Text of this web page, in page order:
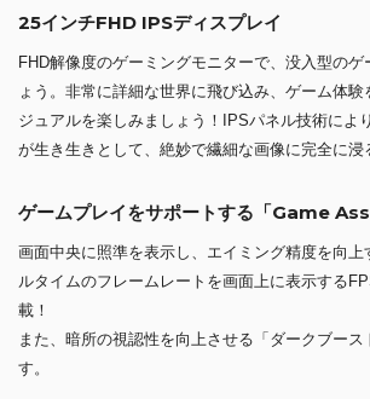
25インチFHD IPSディスプレイ
FHD解像度のゲーミングモニターで、没入型のゲ
ょう。非常に詳細な世界に飛び込み、ゲーム体
ジュアルを楽しみましょう！IPSパネル技術によ
が生き生きとして、絶妙で繊細な画像に完全に浸
ゲームプレイをサポートする「Game
画面中央に照準を表示し、エイミング精度を向上
ルタイムのフレームレートを画面上に表示する
載！
また、暗所の視認性を向上させる「ダークブース
す。